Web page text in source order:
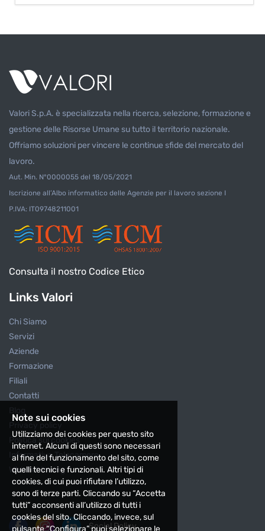
sul punto vendita di BOLOGNA: - N. 1 ADDETTO
Valori S.p.A. è specializzata nella ricerca, selezione, formazione e
gestione delle Risorse Umane su tutto il territorio nazionale.
Offriamo soluzioni per vincere le continue sfide del mercato del
lavoro.
Aut. Min. N°0000055 del 18/05/2021
Iscrizione all’Albo informatico delle Agenzie per il lavoro sezione I
P.IVA: IT09748211001
Consulta il nostro Codice Etico
Links Valori
Chi Siamo
Servizi
Aziende
Formazione
Filiali
Contatti
Politica sui cookies
Informativa Telecamere
Whistleblowing
Social Policy
Note sui cookies
Utilizziamo dei cookies per questo sito
internet. Alcuni di questi sono necessari
al fine del funzionamento del sito, come
quelli tecnici e funzionali. Altri tipi di
cookies, di cui puoi rifiutare l’utilizzo,
sono di terze parti. Cliccando su “Accetta
tutti” acconsenti all’utilizzo di tutti i
cookies del sito. Cliccando, invece, sul
pulsante “Configura” puoi selezionare le